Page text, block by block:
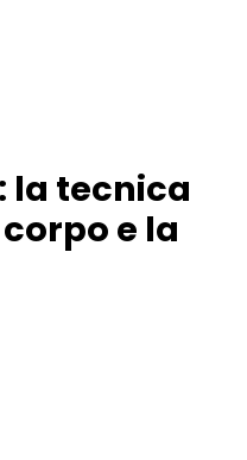
la tecnica
e la